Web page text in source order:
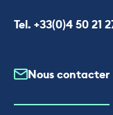
Appeler le
Tel. +33(0)4 50 21
Nous contacter